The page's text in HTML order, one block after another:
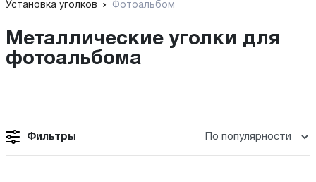
Установка уголков
Фотоальбом
Металлические уголки для
фотоальбома
Фильтры